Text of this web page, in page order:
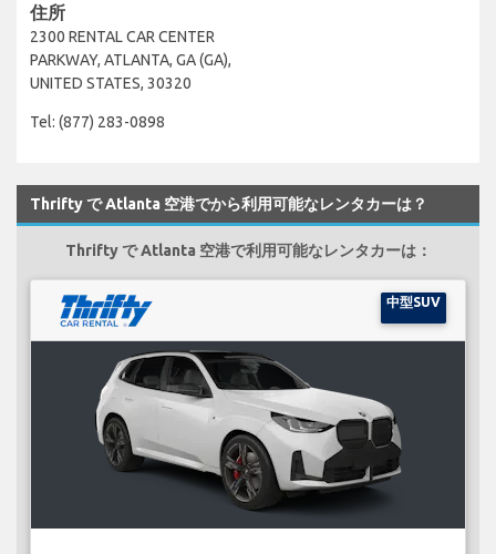
住所
2300 RENTAL CAR CENTER
PARKWAY, ATLANTA, GA (GA),
UNITED STATES, 30320
Tel: (877) 283-0898
Thrifty で Atlanta 空港でから利用可能なレンタカーは？
Thrifty で Atlanta 空港で利用可能なレンタカーは：
中型SUV